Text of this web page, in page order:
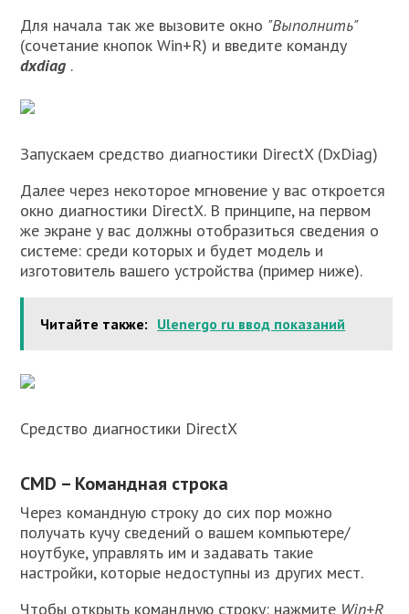
Для начала так же вызовите окно "Выполнить"
(сочетание кнопок Win+R) и введите команду
dxdiag .
Запускаем средство диагностики DirectX (DxDiag)
Далее через некоторое мгновение у вас откроется
окно диагностики DirectX. В принципе, на первом
же экране у вас должны отобразиться сведения о
системе: среди которых и будет модель и
изготовитель вашего устройства (пример ниже).
Читайте также: Ulenergo ru ввод показаний
Средство диагностики DirectX
CMD – Командная строка
Через командную строку до сих пор можно
получать кучу сведений о вашем компьютере/
ноутбуке, управлять им и задавать такие
настройки, которые недоступны из других мест.
Чтобы открыть командную строку: нажмите Win+R